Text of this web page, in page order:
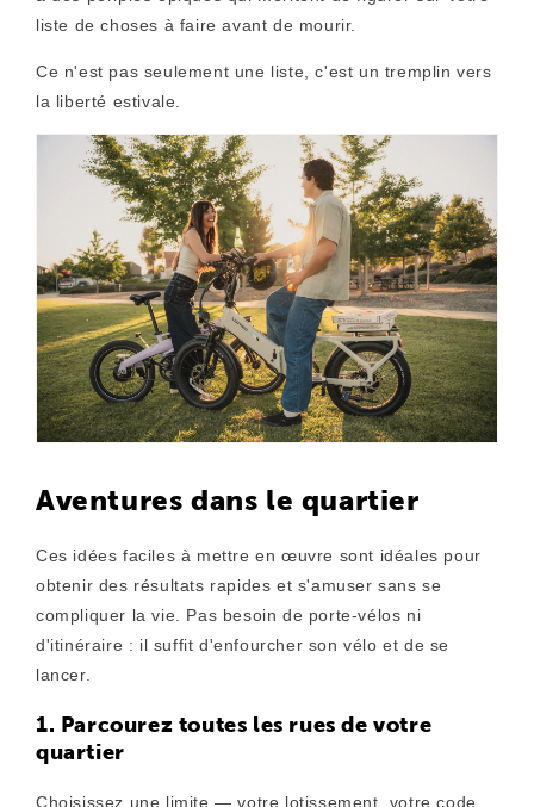
liste de choses à faire avant de mourir.
Ce n'est pas seulement une liste, c'est un tremplin vers
la liberté estivale.
Aventures dans le quartier
Ces idées faciles à mettre en œuvre sont idéales pour
obtenir des résultats rapides et s'amuser sans se
compliquer la vie. Pas besoin de porte-vélos ni
d'itinéraire : il suffit d'enfourcher son vélo et de se
lancer.
1. Parcourez toutes les rues de votre
quartier
Choisissez une limite — votre lotissement, votre code